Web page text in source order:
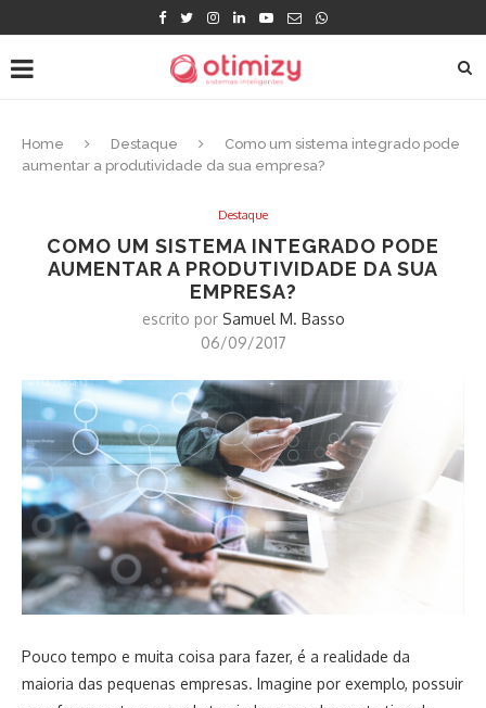
Home Destaque
Como um sistema integrado pode
aumentar a produtividade da sua empresa?
Destaque
COMO UM SISTEMA INTEGRADO PODE
AUMENTAR A PRODUTIVIDADE DA SUA
EMPRESA?
escrito por Samuel M. Basso
06/09/2017
Pouco tempo e muita coisa para fazer, é a realidade da
maioria das pequenas empresas. Imagine por exemplo, possuir